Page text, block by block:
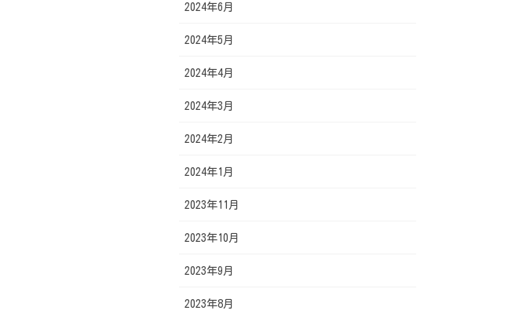
2024年6月
2024年5月
2024年4月
2024年3月
2024年2月
2024年1月
2023年11月
2023年10月
2023年9月
2023年8月